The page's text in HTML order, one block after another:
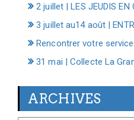
2 juillet | LES JEUDIS EN
3 juillet au14 août |
Rencontrer votre service
31 mai | Collecte La
ARCHIVES